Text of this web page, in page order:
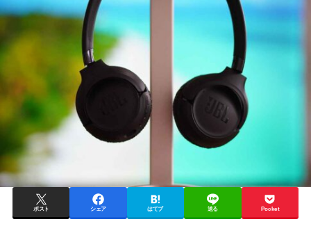
ポスト シェア はてブ 送る Pocket